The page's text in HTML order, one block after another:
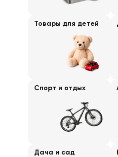
Товары для детей
Спорт и отдых
Дача и сад